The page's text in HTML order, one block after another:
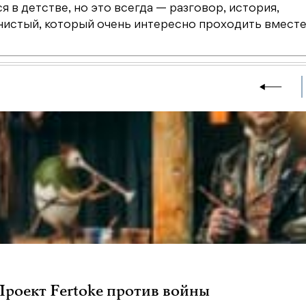
в детстве, но это всегда — разговор, история,
который очень интересно проходить
Fertoke против войны